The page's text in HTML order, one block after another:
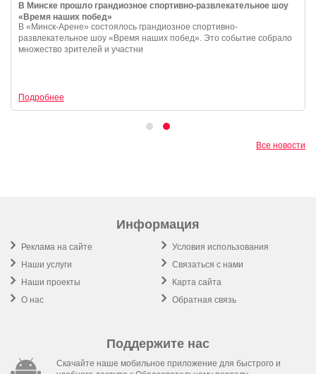
В Минске прошло грандиозное спортивно-развлекательное шоу
«Время наших побед»
В «Минск-Арене» состоялось грандиозное спортивно-
развлекательное шоу «Время наших побед». Это событие собрало
множество зрителей и участни
Подробнее
Все новости
Информация
Реклама на сайте
Наши услуги
Наши проекты
О нас
Условия использования
Связаться с нами
Карта сайта
Обратная связь
Поддержите нас
Скачайте наше мобильное приложение для быстрого и